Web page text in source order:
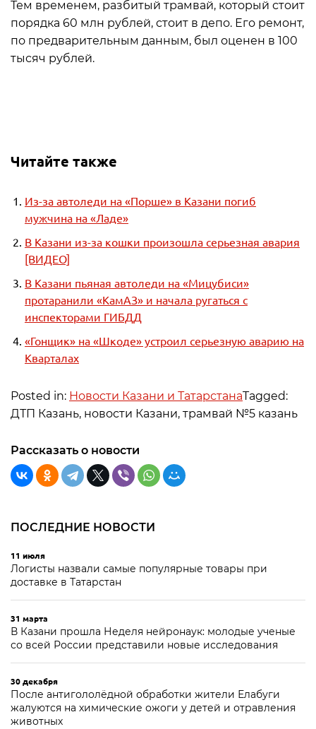
Тем временем, разбитый трамвай, который стоит
порядка 60 млн рублей, стоит в депо. Его ремонт,
по предварительным данным, был оценен в 100
тысяч рублей.
Читайте также
Из-за автоледи на «Порше» в Казани погиб
мужчина на «Ладе»
В Казани из-за кошки произошла серьезная авария
[ВИДЕО]
В Казани пьяная автоледи на «Мицубиси»
протаранили «КамАЗ» и начала ругаться с
инспекторами ГИБДД
«Гонщик» на «Шкоде» устроил серьезную аварию на
Кварталах
Posted in: Новости Казани и ТатарстанаTagged:
ДТП Казань, новости Казани, трамвай №5 казань
Рассказать о новости
ПОСЛЕДНИЕ НОВОСТИ
11 июля
Логисты назвали самые популярные товары при
доставке в Татарстан
31 марта
В Казани прошла Неделя нейронаук: молодые ученые
со всей России представили новые исследования
30 декабря
После антигололёдной обработки жители Елабуги
жалуются на химические ожоги у детей и отравления
животных